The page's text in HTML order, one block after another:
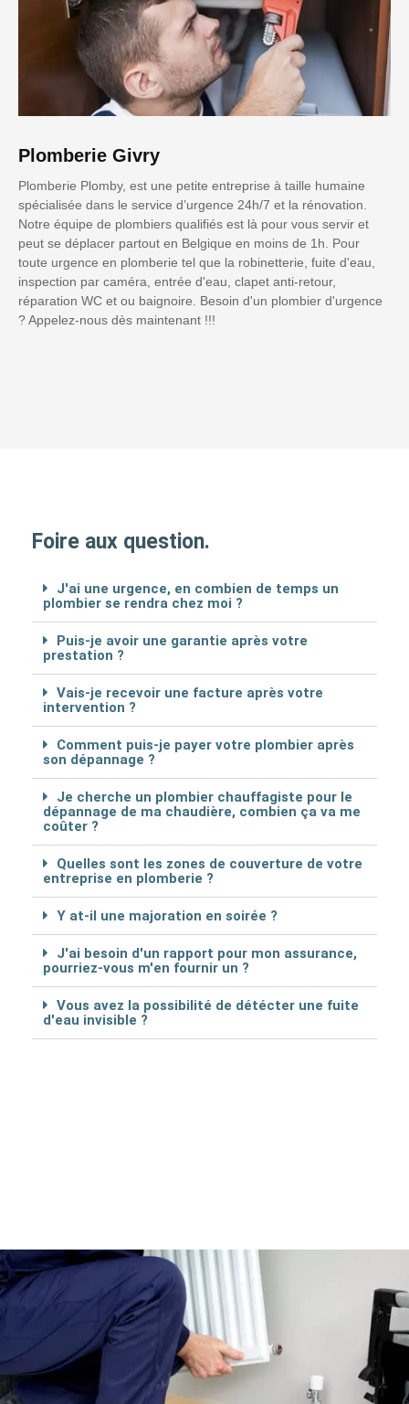
Plomberie Givry
Plomberie Plomby, est une petite entreprise à taille humaine
spécialisée dans le service d’urgence 24h/7 et la rénovation.
Notre équipe de plombiers qualifiés est là pour vous servir et
peut se déplacer partout en Belgique en moins de 1h. Pour
toute urgence en plomberie tel que la robinetterie, fuite d'eau,
inspection par caméra, entrée d'eau, clapet anti-retour,
réparation WC et ou baignoire. Besoin d'un plombier d'urgence
? Appelez-nous dès maintenant !!!
Foire aux question.
J'ai une urgence, en combien de temps un
plombier se rendra chez moi ?
Puis-je avoir une garantie après votre
prestation ?
Vais-je recevoir une facture après votre
intervention ?
Comment puis-je payer votre plombier après
son dépannage ?
Je cherche un plombier chauffagiste pour le
dépannage de ma chaudière, combien ça va me
coûter ?
Quelles sont les zones de couverture de votre
entreprise en plomberie ?
Y at-il une majoration en soirée ?
J'ai besoin d'un rapport pour mon assurance,
pourriez-vous m'en fournir un ?
Vous avez la possibilité de détécter une fuite
d'eau invisible ?